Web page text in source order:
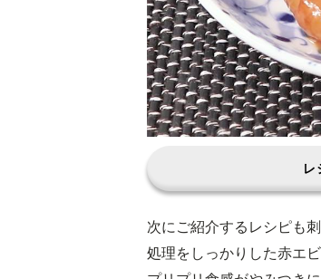
レ
次にご紹介するレシピも
処理をしっかりした赤エ